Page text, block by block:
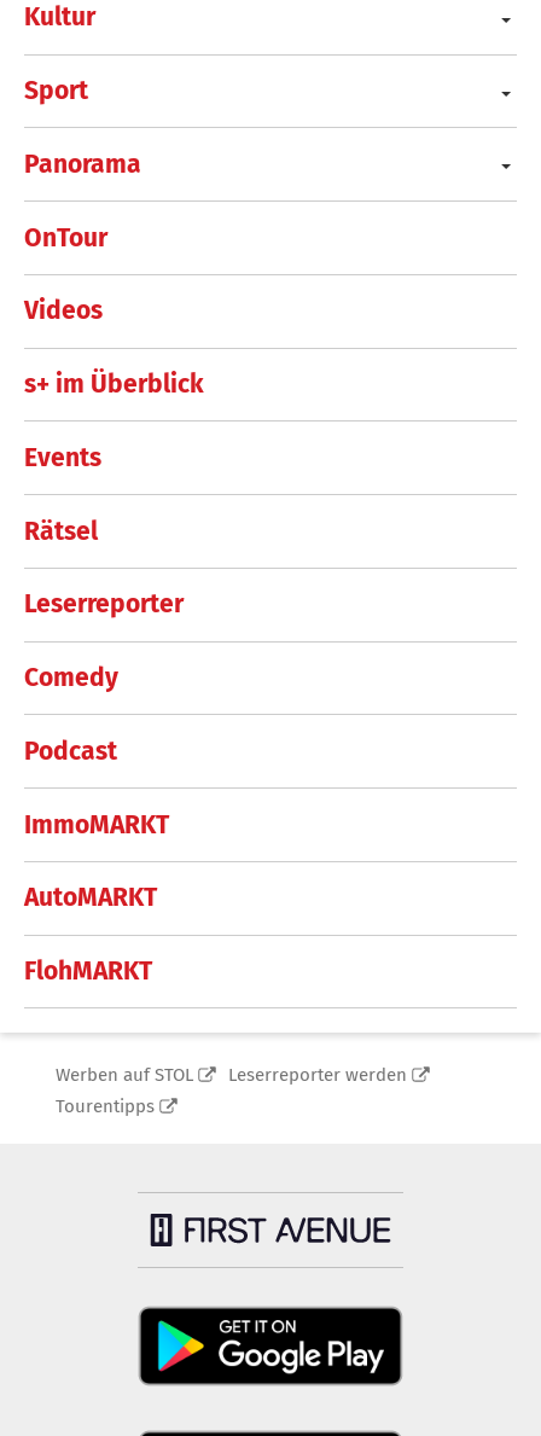
Kultur
Sport
Panorama
OnTour
Videos
s+ im Überblick
Events
Rätsel
Leserreporter
Comedy
Podcast
ImmoMARKT
AutoMARKT
FlohMARKT
Werben auf STOL
Leserreporter werden
Tourentipps